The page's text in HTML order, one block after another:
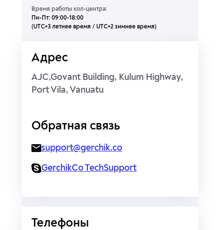
Время работы кол-центра:
Пн-Пт: 09:00-18:00
(UTC+3 летнее время / UTC+2 зимнее время)
Адрес
AJC,Govant Building, Kulum Highway,
Port Vila, Vanuatu
Обратная связь
support@gerchik.co
GerchikCo TechSupport
Телефоны